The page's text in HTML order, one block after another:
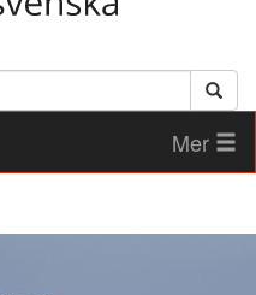
Mer